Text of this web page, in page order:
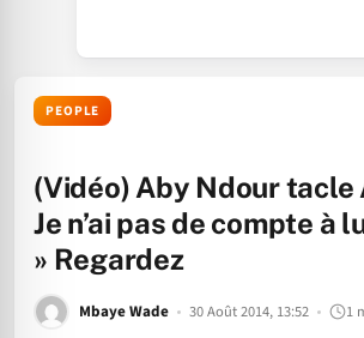
PEOPLE
(Vidéo) Aby Ndour tacle
Je n’ai pas de compte à
» Regardez
Mbaye Wade 30 Août 2014, 13:52 1